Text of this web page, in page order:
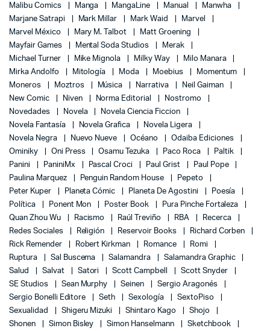
Malibu Comics
Manga MangaLine Manual
Manwha
Marjane Satrapi
Mark Millar Mark Waid
Marvel
Marvel México
Mary M. Talbot
Matt Groening
Mayfair Games
Mental Soda Studios
Merak
Michael Turner
Mike Mignola Milky Way
Milo Manara
Mirka Andolfo
Mitología Moda Moebius
Momentum
Moneros
Moztros Música Narrativa
Neil Gaiman
New Comic
Niven Norma Editorial
Nostromo
Novedades
Novela
Novela Ciencia Ficcion
Novela Fantasía
Novela Grafica
Novela Ligera
Novela Negra
Nuevo Nueve Océano
Odaiba Ediciones
Ominiky
Oni Press Osamu Tezuka Paco Roca
Paltik
Panini
PaniniMx Pascal Croci Paul Grist
Paul Pope
Paulina Marquez
Penguin Random House
Pepeto
Peter Kuper
Planeta Cómic Planeta De Agostini
Poesía
Política
Ponent Mon Poster Book
Pura Pinche Fortaleza
Quan Zhou Wu
Racismo Raúl Treviño RBA
Recerca
Redes Sociales
Religión Reservoir Books
Richard Corben
Rick Remender
Robert Kirkman Romance
Romi
Ruptura
Sal Buscema Salamandra
Salamandra Graphic
Salud
Salvat Satori Scott Campbell
Scott Snyder
SE Studios
Sean Murphy Seinen
Sergio Aragonés
Sergio Bonelli Editore
Seth Sexología
SextoPiso
Sexualidad
Shigeru Mizuki Shintaro Kago
Shojo
Shonen
Simon Bisley Simon Hanselmann Sketchbook